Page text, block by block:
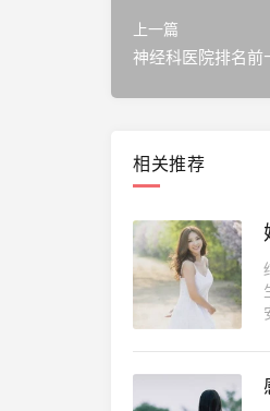
上一篇
神经科医院排名前
相关推荐